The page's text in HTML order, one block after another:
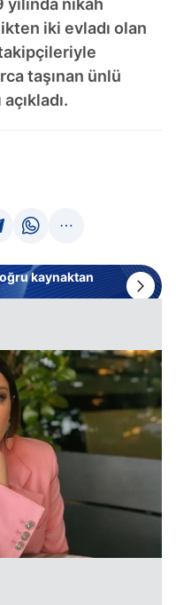
nikah
iki evladı olan
taşınan ünlü
kaynaktan